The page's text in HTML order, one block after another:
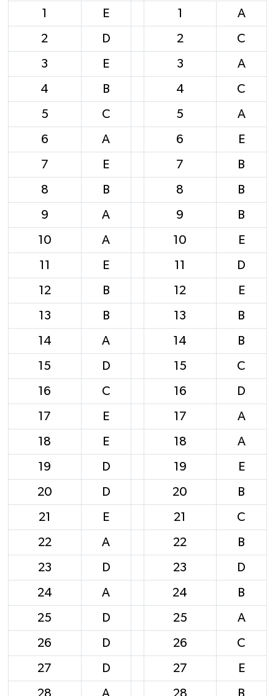
1 E 1 A
2 D 2 C
3 E 3 A
4 B 4 C
5 C 5 A
6 A 6 E
7 E 7 B
8 B 8 B
9 A 9 B
10 A 10 E
11 E 11 D
12 B 12 E
13 B 13 B
14 A 14 B
15 D 15 C
16 C 16 D
17 E 17 A
18 E 18 A
19 D 19 E
20 D 20 B
21 E 21 C
22 A 22 B
23 D 23 D
24 A 24 B
25 D 25 A
26 D 26 C
27 D 27 E
28 A 28 B